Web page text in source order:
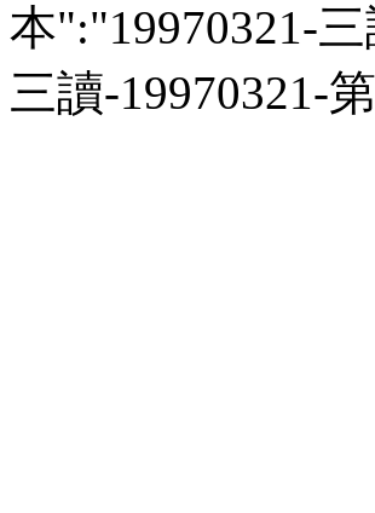
本":"19970321-
三讀-19970321-